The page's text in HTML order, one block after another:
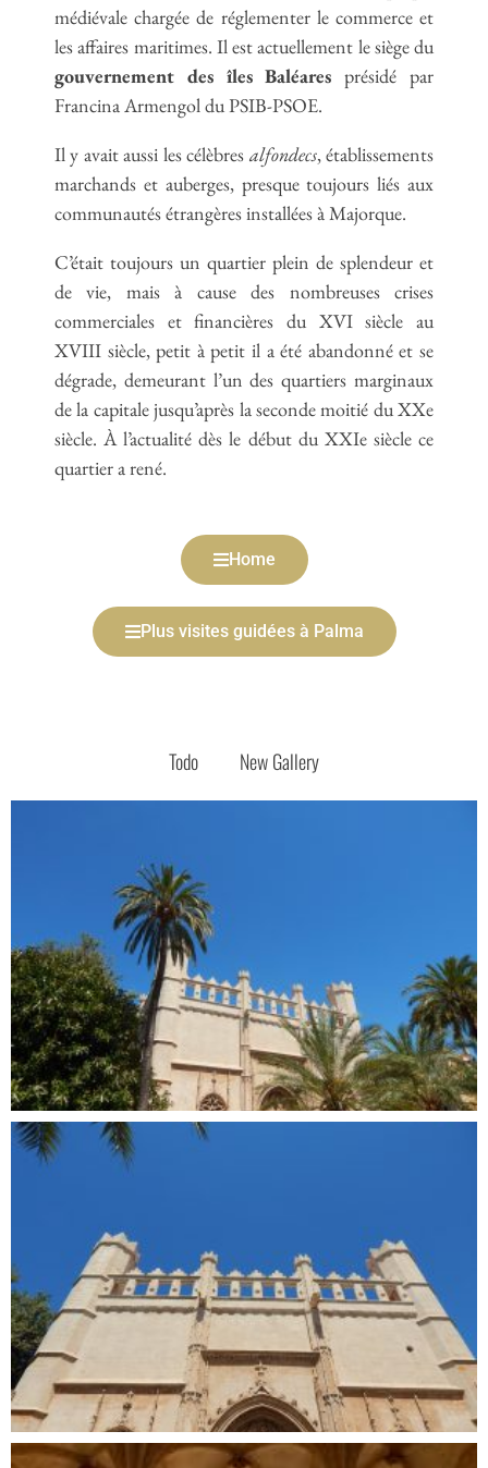
médiévale chargée de réglementer le commerce et
les affaires maritimes. Il est actuellement le siège du
gouvernement des îles Baléares présidé par
Francina Armengol du PSIB-PSOE.
Il y avait aussi les célèbres alfondecs, établissements
marchands et auberges, presque toujours liés aux
communautés étrangères installées à Majorque.
C’était toujours un quartier plein de splendeur et
de vie, mais à cause des nombreuses crises
commerciales et financières du XVI siècle au
XVIII siècle, petit à petit il a été abandonné et se
dégrade, demeurant l’un des quartiers marginaux
de la capitale jusqu’après la seconde moitié du XXe
siècle. À l’actualité dès le début du XXIe siècle ce
quartier a rené.
Home
Plus visites guidées à Palma
Todo New Gallery